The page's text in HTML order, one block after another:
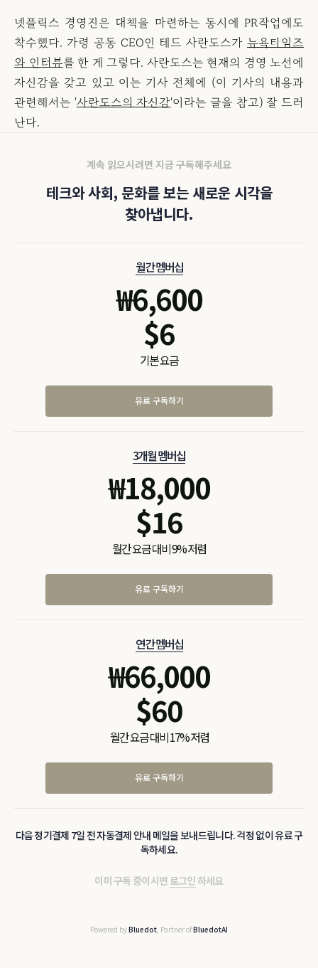
넷플릭스 경영진은 대책을 마련하는 동시에 PR작업에도
착수했다. 가령 공동 CEO인 테드 사란도스가 뉴욕타임즈
와 인터뷰를 한 게 그렇다. 사란도스는 현재의 경영 노선에
자신감을 갖고 있고 이는 기사 전체에 (이 기사의 내용과
관련해서는 '사란도스의 자신감'이라는 글을 참고) 잘 드러
난다.
계속 읽으시려면 지금 구독해주세요
테크와 사회, 문화를 보는 새로운 시각을
찾아냅니다.
월간 멤버십
₩6,600
$6
기본 요금
유료 구독하기
3개월 멤버십
₩18,000
$16
월간 요금 대비 9% 저렴
유료 구독하기
연간 멤버십
₩66,000
$60
월간 요금 대비 17% 저렴
유료 구독하기
다음 정기결제 7일 전 자동결제 안내 메일을 보내드립니다. 걱정 없이 유료 구
독하세요.
이미 구독 중이시면 로그인 하세요
Powered byBluedot, Partner ofBluedotAI